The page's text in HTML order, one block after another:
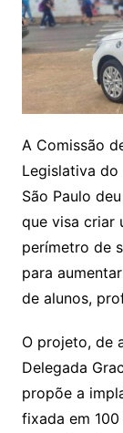
A Comissão
Legislativa do
São Paulo
que visa criar
perímetro de
para
de alunos,
O projeto, de
Delegada
propõe a
fixada em